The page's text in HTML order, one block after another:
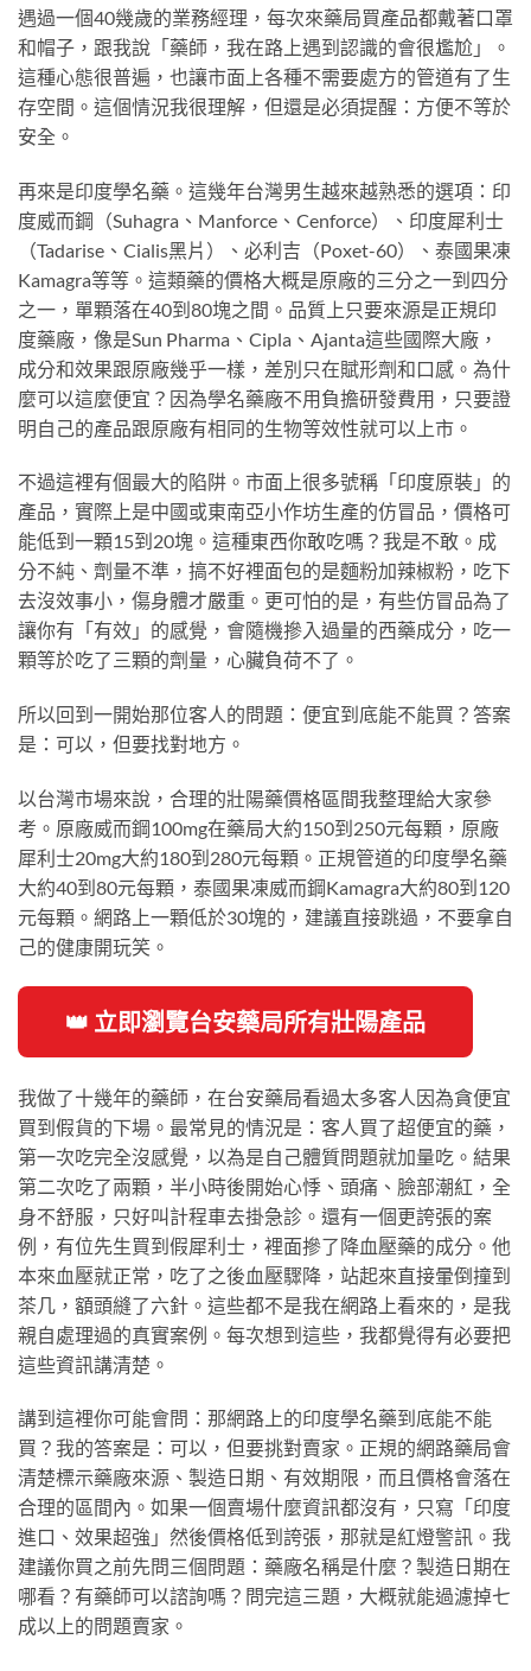
遇過一個40幾歲的業務經理，每次來藥局買產品都戴著口罩
和帽子，跟我說「藥師，我在路上遇到認識的會很尷尬」。
這種心態很普遍，也讓市面上各種不需要處方的管道有了生
存空間。這個情況我很理解，但還是必須提醒：方便不等於
安全。
再來是印度學名藥。這幾年台灣男生越來越熟悉的選項：印
度威而鋼（Suhagra、Manforce、Cenforce）、印度犀利士
（Tadarise、Cialis黑片）、必利吉（Poxet-60）、泰國果凍
Kamagra等等。這類藥的價格大概是原廠的三分之一到四分
之一，單顆落在40到80塊之間。品質上只要來源是正規印
度藥廠，像是Sun Pharma、Cipla、Ajanta這些國際大廠，
成分和效果跟原廠幾乎一樣，差別只在賦形劑和口感。為什
麼可以這麼便宜？因為學名藥廠不用負擔研發費用，只要證
明自己的產品跟原廠有相同的生物等效性就可以上市。
不過這裡有個最大的陷阱。市面上很多號稱「印度原裝」的
產品，實際上是中國或東南亞小作坊生產的仿冒品，價格可
能低到一顆15到20塊。這種東西你敢吃嗎？我是不敢。成
分不純、劑量不準，搞不好裡面包的是麵粉加辣椒粉，吃下
去沒效事小，傷身體才嚴重。更可怕的是，有些仿冒品為了
讓你有「有效」的感覺，會隨機摻入過量的西藥成分，吃一
顆等於吃了三顆的劑量，心臟負荷不了。
所以回到一開始那位客人的問題：便宜到底能不能買？答案
是：可以，但要找對地方。
以台灣市場來說，合理的壯陽藥價格區間我整理給大家參
考。原廠威而鋼100mg在藥局大約150到250元每顆，原廠
犀利士20mg大約180到280元每顆。正規管道的印度學名藥
大約40到80元每顆，泰國果凍威而鋼Kamagra大約80到120
元每顆。網路上一顆低於30塊的，建議直接跳過，不要拿自
己的健康開玩笑。
👑 立即瀏覽台安藥局所有壯陽產品
我做了十幾年的藥師，在台安藥局看過太多客人因為貪便宜
買到假貨的下場。最常見的情況是：客人買了超便宜的藥，
第一次吃完全沒感覺，以為是自己體質問題就加量吃。結果
第二次吃了兩顆，半小時後開始心悸、頭痛、臉部潮紅，全
身不舒服，只好叫計程車去掛急診。還有一個更誇張的案
例，有位先生買到假犀利士，裡面摻了降血壓藥的成分。他
本來血壓就正常，吃了之後血壓驟降，站起來直接暈倒撞到
茶几，額頭縫了六針。這些都不是我在網路上看來的，是我
親自處理過的真實案例。每次想到這些，我都覺得有必要把
這些資訊講清楚。
講到這裡你可能會問：那網路上的印度學名藥到底能不能
買？我的答案是：可以，但要挑對賣家。正規的網路藥局會
清楚標示藥廠來源、製造日期、有效期限，而且價格會落在
合理的區間內。如果一個賣場什麼資訊都沒有，只寫「印度
進口、效果超強」然後價格低到誇張，那就是紅燈警訊。我
建議你買之前先問三個問題：藥廠名稱是什麼？製造日期在
哪看？有藥師可以諮詢嗎？問完這三題，大概就能過濾掉七
成以上的問題賣家。